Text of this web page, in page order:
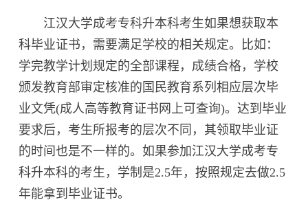
江汉大学成考专科升本科考生如果想获取本
科毕业证书，需要满足学校的相关规定。比如：
学完教学计划规定的全部课程，成绩合格，学校
颁发教育部审定核准的国民教育系列相应层次毕
业文凭(成人高等教育证书网上可查询)。达到毕业
要求后，考生所报考的层次不同，其领取毕业证
的时间也是不一样的。如果参加江汉大学成考专
科升本科的考生，学制是2.5年，按照规定去做2.5
年能拿到毕业证书。